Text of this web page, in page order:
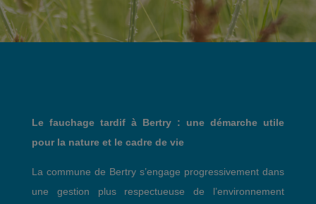
Le fauchage tardif à Bertry : une démarche utile
pour la nature et le cadre de vie
La commune de Bertry s’engage progressivement dans
une gestion plus respectueuse de l’environnement